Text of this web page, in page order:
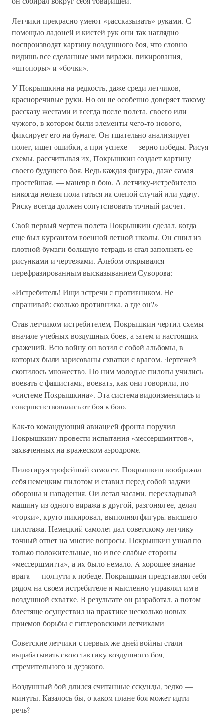
Летчики прекрасно умеют «рассказывать» руками. С
помощью ладоней и кистей рук они так наглядно
воспроизводят картину воздушного боя, что словно
видишь все сделанные ими виражи, пикирования,
«штопоры» и «бочки».
У Покрышкина на редкость, даже среди летчиков,
красноречивые руки. Но он не особенно доверяет такому
рассказу жестами и всегда после полета, своего или
чужого, в котором были элементы чего-то нового,
фиксирует его на бумаге. Он тщательно анализирует
полет, ищет ошибки, а при успехе — зерно победы. Рисуя
схемы, рассчитывая их, Покрышкин создает картину
своего будущего боя. Ведь каждая фигура, даже самая
простейшая, — маневр в бою. А летчику-истребителю
никогда нельзя пола гаться иа слепой случай или удачу.
Риску всегда должен сопутствовать точный расчет.
Свой первый чертеж полета Покрышкин сделал, когда
еще был курсантом военной летной школы. Он сшил из
плотной бумаги большую тетрадь и стал заполнять ее
рисунками и чертежами. Альбом открывался
перефразированным высказыванием Суворова:
«Истребитель! Ищи встречи с противником. Не
спрашивай: сколько противника, а где он?»
Став летчиком-истребителем, Покрышкин чертил схемы
вначале учебных воздушных боев, а затем и настоящих
сражений. Всю войну он возил с собой альбомы, в
которых были зарисованы схватки с врагом. Чертежей
скопилось множество. По ним молодые пилоты учились
воевать с фашистами, воевать, как они говорили, по
«системе Покрышкина». Эта система видоизменялась и
совершенствовалась от боя к бою.
Как-то командующий авиацией фронта поручил
Покрышкииу провести испытания «мессершмиттов»,
захваченных на вражеском аэродроме.
Пилотируя трофейный самолет, Покрышкин воображал
себя немецким пилотом и ставил перед собой задачи
обороны и нападения. Ои летал часами, перекладывай
машину из одного виража в другой, разгонял ее, делал
«горки», круто пикировал, выполнял фигуры высшего
пилотажа. Немецкий самолет дал советскому летчику
точный ответ на многие вопросы. Покрышкин узнал по
только положительные, но и все слабые стороны
«мессершмитта», а их было немало. А хорошее знание
врага — полпути к победе. Покрышкин представлял себя
рядом на своем истребителе и мысленно управлял им в
воздушной схватке. В результате он разработал, а потом
блестяще осуществил на практике несколько новых
приемов борьбы с гитлеровскими летчиками.
Советские летчики с первых же дней войны стали
вырабатывать свою тактику воздушного боя,
стремительного и дерзкого.
Воздушный бой длился считанные секунды, редко —
минуты. Казалось бы, о каком плане боя может идти
речь?